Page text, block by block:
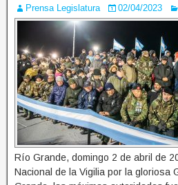
Prensa Legislatura 02/04/2023
Río Grande, domingo 2 de abril de
Nacional de la Vigilia por la gloriosa